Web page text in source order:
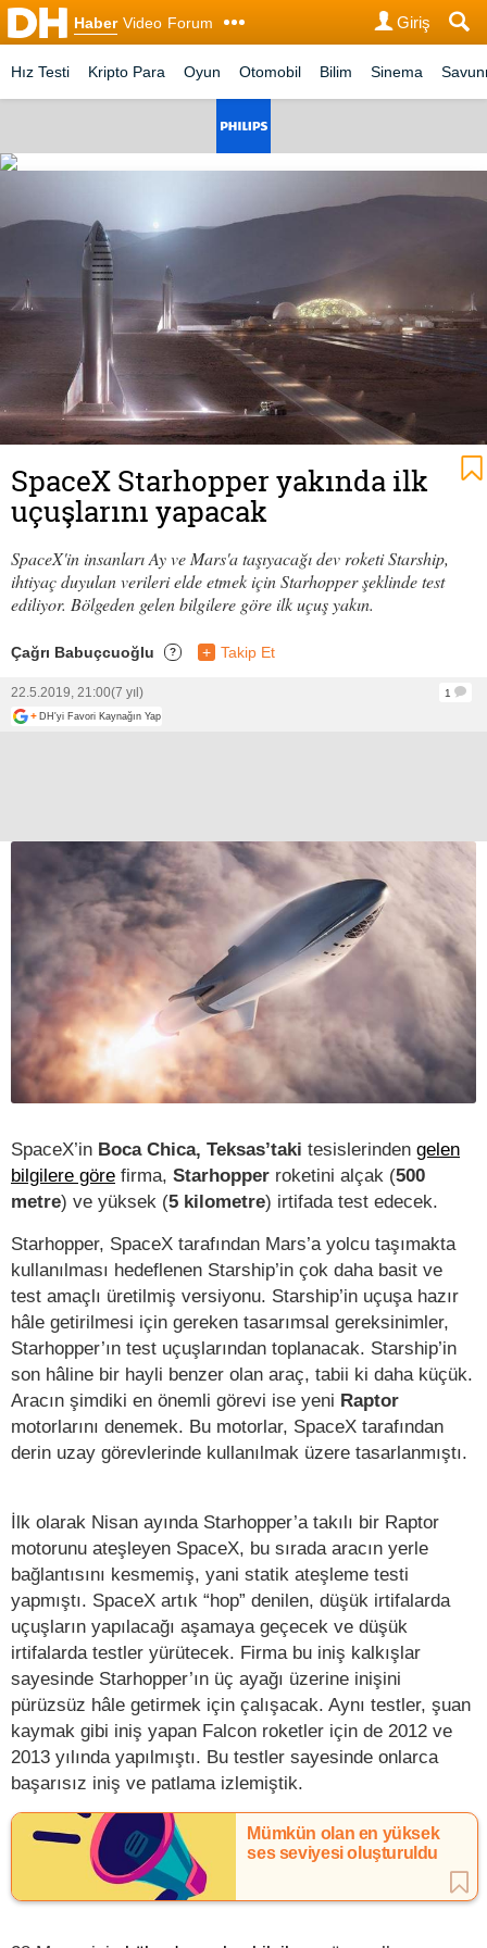
Haber Video Forum Giriş
Hız Testi Kripto Para Oyun Otomobil Bilim Sinema
SpaceX Starhopper yakında ilk
uçuşlarını yapacak
SpaceX'in insanları Ay ve Mars'a taşıyacağı dev roketi Starship,
ihtiyaç duyulan verileri elde etmek için Starhopper şeklinde test
ediliyor. Bölgeden gelen bilgilere göre ilk uçuş yakın.
Çağrı Babuçcuoğlu ? + Takip Et
22.5.2019, 21:00(7 yıl)
1
+ DH'yi Favori Kaynağın Yap
SpaceX’in Boca Chica, Teksas’taki tesislerinden gelen
bilgilere göre firma, Starhopper roketini alçak (500
metre) ve yüksek (5 kilometre) irtifada test edecek.
Starhopper, SpaceX tarafından Mars’a yolcu taşımakta
kullanılması hedeflenen Starship’in çok daha basit ve
test amaçlı üretilmiş versiyonu. Starship’in uçuşa hazır
hâle getirilmesi için gereken tasarımsal gereksinimler,
Starhopper’ın test uçuşlarından toplanacak. Starship’in
son hâline bir hayli benzer olan araç, tabii ki daha küçük.
Aracın şimdiki en önemli görevi ise yeni Raptor
motorlarını denemek. Bu motorlar, SpaceX tarafından
derin uzay görevlerinde kullanılmak üzere tasarlanmıştı.
İlk olarak Nisan ayında Starhopper’a takılı bir Raptor
motorunu ateşleyen SpaceX, bu sırada aracın yerle
bağlantısını kesmemiş, yani statik ateşleme testi
yapmıştı. SpaceX artık “hop” denilen, düşük irtifalarda
uçuşların yapılacağı aşamaya geçecek ve düşük
irtifalarda testler yürütecek. Firma bu iniş kalkışlar
sayesinde Starhopper’ın üç ayağı üzerine inişini
pürüzsüz hâle getirmek için çalışacak. Aynı testler, şuan
kaymak gibi iniş yapan Falcon roketler için de 2012 ve
2013 yılında yapılmıştı. Bu testler sayesinde onlarca
başarısız iniş ve patlama izlemiştik.
Mümkün olan en yüksek
ses seviyesi oluşturuldu